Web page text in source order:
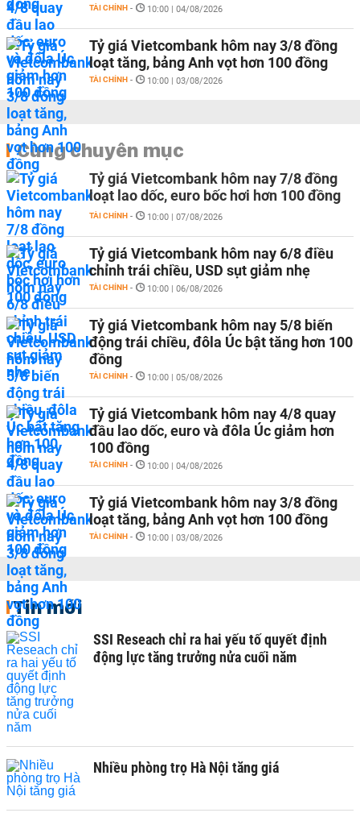
TÀI CHÍNH - 10:00 | 04/08/2026
Tỷ giá Vietcombank hôm nay 3/8 đồng
loạt tăng, bảng Anh vọt hơn 100 đồng
TÀI CHÍNH - 10:00 | 03/08/2026
Cùng chuyên mục
Tỷ giá Vietcombank hôm nay 7/8 đồng
loạt lao dốc, euro bốc hơi hơn 100 đồng
TÀI CHÍNH - 10:00 | 07/08/2026
Tỷ giá Vietcombank hôm nay 6/8 điều
chỉnh trái chiều, USD sụt giảm nhẹ
TÀI CHÍNH - 10:00 | 06/08/2026
Tỷ giá Vietcombank hôm nay 5/8 biến
động trái chiều, đôla Úc bật tăng hơn 100
đồng
TÀI CHÍNH - 10:00 | 05/08/2026
Tỷ giá Vietcombank hôm nay 4/8 quay
đầu lao dốc, euro và đôla Úc giảm hơn
100 đồng
TÀI CHÍNH - 10:00 | 04/08/2026
Tỷ giá Vietcombank hôm nay 3/8 đồng
loạt tăng, bảng Anh vọt hơn 100 đồng
TÀI CHÍNH - 10:00 | 03/08/2026
Tin mới
SSI Reseach chỉ ra hai yếu tố quyết định
động lực tăng trưởng nửa cuối năm
Nhiều phòng trọ Hà Nội tăng giá